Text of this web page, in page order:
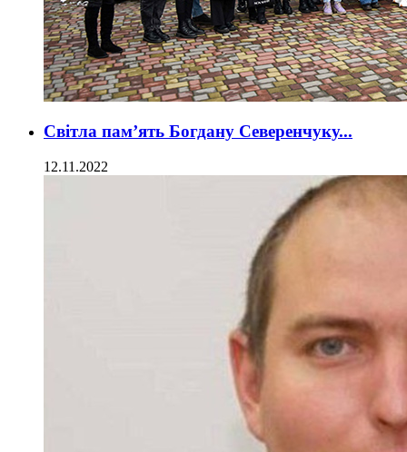
Світла пам’ять Богдану Северенчуку...
12.11.2022